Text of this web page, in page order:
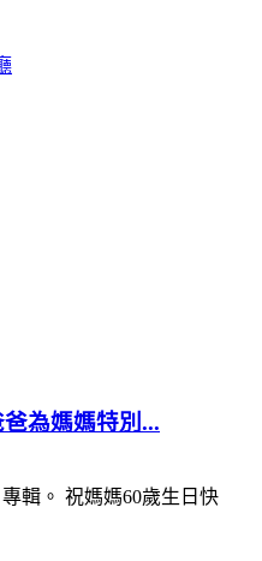
為媽媽特別...
輯。 祝媽媽60歲生日快